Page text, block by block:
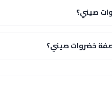
صيني؟
خضروات صيني؟